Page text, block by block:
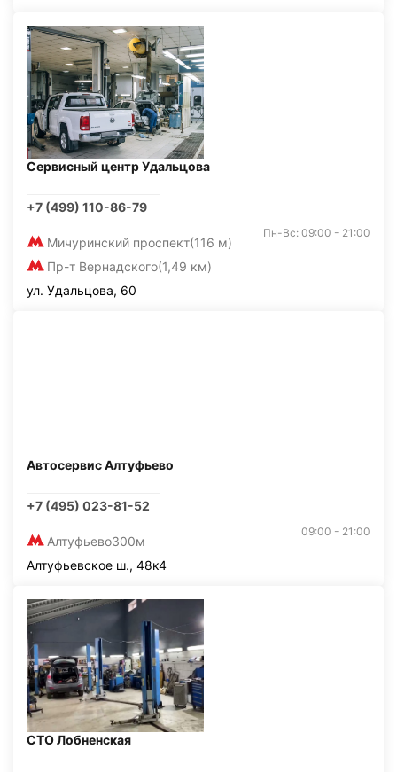
Сервисный центр Удальцова
+7 (499) 110-86-79
Мичуринский проспект(116 м)
Пр-т Вернадского(1,49 км)
Пн-Вс: 09:00 - 21:00
ул. Удальцова, 60
Автосервис Алтуфьево
+7 (495) 023-81-52
Алтуфьево300м
09:00 - 21:00
Алтуфьевское ш., 48к4
СТО Лобненская